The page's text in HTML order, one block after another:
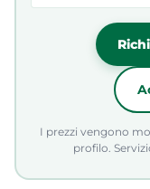
I prezzi vengono
profilo.